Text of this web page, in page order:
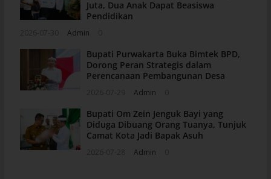
Juta, Dua Anak Dapat Beasiswa
Pendidikan
Admin
Bupati Purwakarta Buka Bimtek BPD,
Dorong Peran Strategis dalam
Perencanaan Pembangunan Desa
Admin
Bupati Om Zein Jenguk Bayi yang
Diduga Dibuang Orang Tuanya, Tunjuk
Camat Kota Jadi Bapak Asuh
Admin